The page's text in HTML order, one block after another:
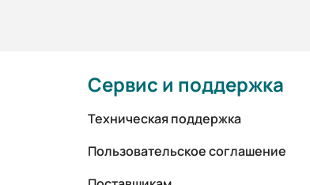
Сервис и поддержка
Техническая поддержка
Пользовательское соглашение